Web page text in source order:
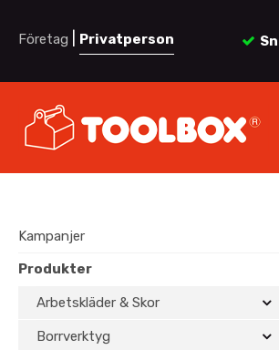
Företag Privatperson
Kampanjer
Produkter
Arbetskläder & Skor
Borrverktyg